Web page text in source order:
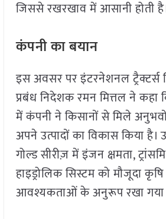
जिससे रखरखाव में आसानी होती
कंपनी का बयान
इस अवसर पर इंटरनेशनल
प्रबंध निदेशक रमन मित्तल ने कहा
में कंपनी ने किसानों से मिले
अपने उत्पादों का विकास किया है।
गोल्ड सीरीज़ में इंजन क्षमता,
हाइड्रोलिक सिस्टम को मौजूदा कृषि
आवश्यकताओं के अनुरूप रखा गया